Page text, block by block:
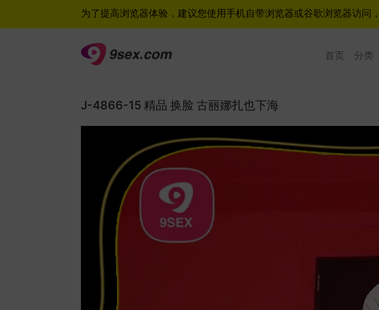
为了提高浏览器体验，建议您使用手机自带浏览器或谷歌浏览器访问，
首页 分类
J-4866-15 精品 换脸 古丽娜扎也下海